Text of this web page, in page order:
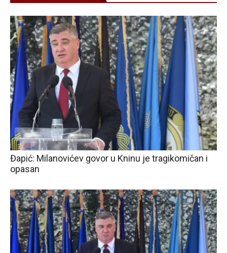
Đapić: Milanovićev govor u Kninu je tragikomičan i
opasan